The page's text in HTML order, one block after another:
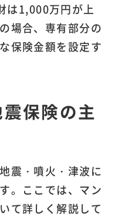
は1,000万円が上
場合、専有部分の
保険金額を設定す
保険の主
震・噴火・津波に
。ここでは、マン
て詳しく解説して